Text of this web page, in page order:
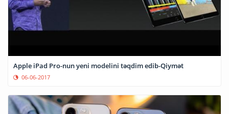
Apple iPad Pro-nun yeni modelini təqdim edib-Qiymət
06-06-2017